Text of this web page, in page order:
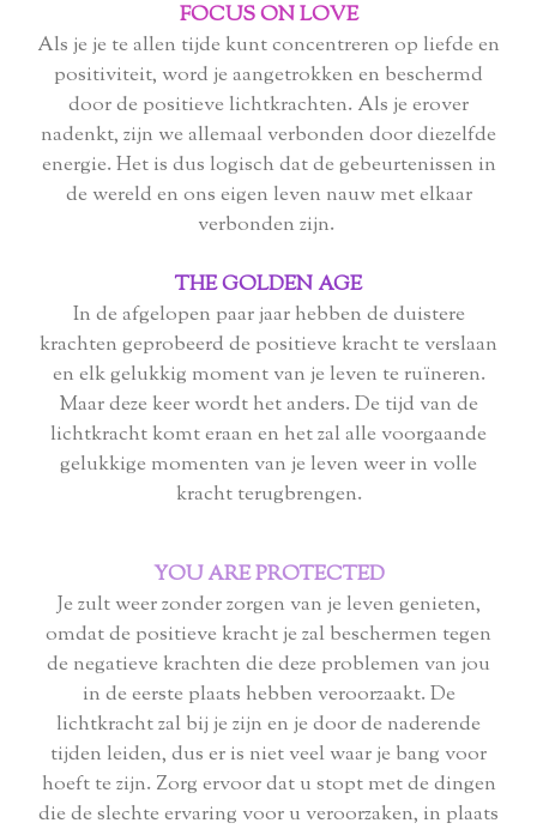
FOCUS ON LOVE
Als je je te allen tijde kunt concentreren op liefde en
positiviteit, word je aangetrokken en beschermd
door de positieve lichtkrachten. Als je erover
nadenkt, zijn we allemaal verbonden door diezelfde
energie. Het is dus logisch dat de gebeurtenissen in
de wereld en ons eigen leven nauw met elkaar
verbonden zijn.
THE GOLDEN AGE
In de afgelopen paar jaar hebben de duistere
krachten geprobeerd de positieve kracht te verslaan
en elk gelukkig moment van je leven te ruïneren.
Maar deze keer wordt het anders. De tijd van de
lichtkracht komt eraan en het zal alle voorgaande
gelukkige momenten van je leven weer in volle
kracht terugbrengen.
YOU ARE PROTECTED
Je zult weer zonder zorgen van je leven genieten,
omdat de positieve kracht je zal beschermen tegen
de negatieve krachten die deze problemen van jou
in de eerste plaats hebben veroorzaakt. De
lichtkracht zal bij je zijn en je door de naderende
tijden leiden, dus er is niet veel waar je bang voor
hoeft te zijn. Zorg ervoor dat u stopt met de dingen
die de slechte ervaring voor u veroorzaken, in plaats